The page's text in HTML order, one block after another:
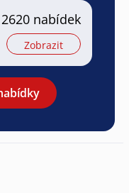
2620 nabídek
Zobrazit